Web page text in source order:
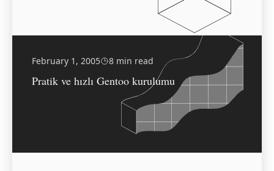
February 1, 2005 8 min read
Pratik ve hızlı Gentoo kurulumu